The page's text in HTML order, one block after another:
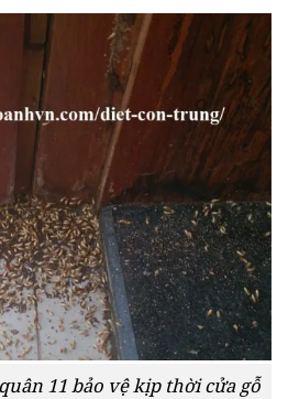
11 bảo vệ kịp thời cửa gỗ